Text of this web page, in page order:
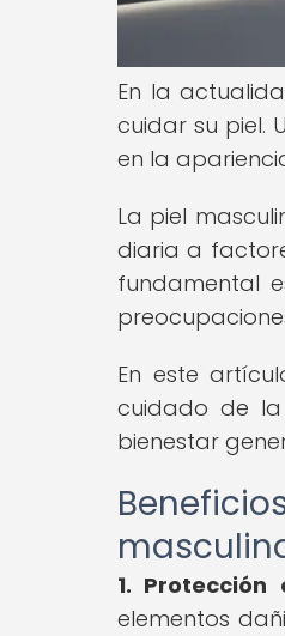
En la
cuidar su piel.
en la
La piel
diaria a
fundamental
En este
cuidado de
bienestar
1.
elementos